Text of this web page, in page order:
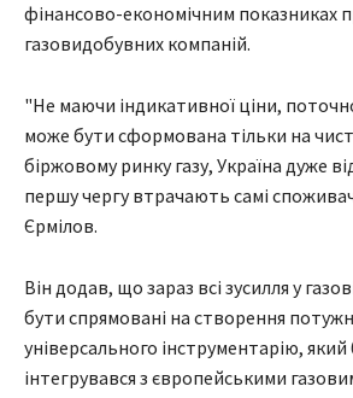
фінансово-економічним показниках
газовидобувних компаній.
"Не маючи індикативної ціни,
може бути сформована тільки на
біржовому ринку газу, Україна дуже
першу чергу втрачають самі
Єрмілов.
Він додав, що зараз всі зусилля у
бути спрямовані на створення
універсального інструментарію,
інтегрувався з європейськими